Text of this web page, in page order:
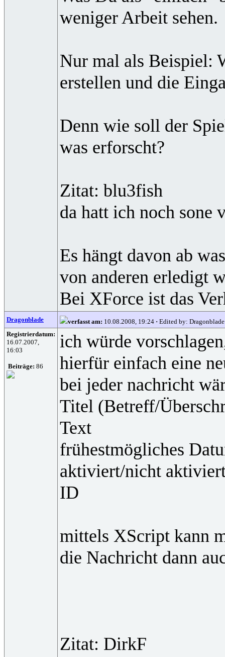
weniger Arbeit sehen.
Nur mal als Beispiel:
erstellen und die
Denn wie soll der
was erforscht?
Zitat: blu3fish
da hatt ich noch sone
Es hängt davon ab
von anderen erledigt
Bei XForce ist das
Dragonblade verfasst am: 10.08.2008, 19:24 · Edited by: Dragonblade
Registrierdatum:
16.07.2007,
16:03
Beiträge: 86
ich würde
hierfür einfach eine
bei jeder nachricht
Titel (Betreff/
Text
frühestmögliches
aktiviert/nicht
ID
mittels XScript kann
die Nachricht dann
Zitat: DirkF